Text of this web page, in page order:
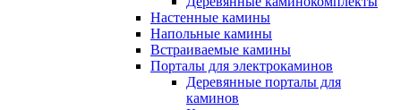
Настенные камины
Напольные камины
Встраиваемые камины
Порталы для электрокаминов
Деревянные порталы для
каминов